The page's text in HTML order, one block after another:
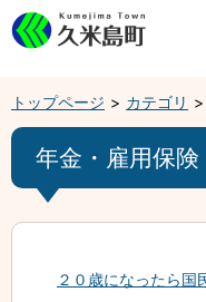
トップページ カテゴリ
年金・雇用保険
２０歳になったら国